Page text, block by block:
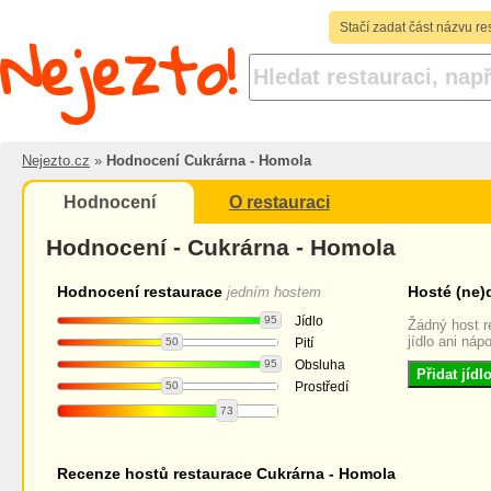
Stačí zadat část názvu
Nejezto!
Nejezto.cz » Hodnocení Cukrárna - Homola
Hodnocení O restauraci
Hodnocení - Cukrárna - Homola
Hodnocení restaurace jedním hostem
95 Jídlo
50 Pití
95 Obsluha
50 Prostředí
73
Hosté
Žádný host
jídlo ani
Přidat
Recenze hostů restaurace Cukrárna - Homola